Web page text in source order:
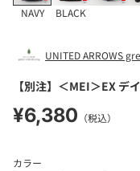
NAVY BLACK
UNITED ARROWS
【別注】＜MEI＞EX デ
¥6,380 （税込）
カラー